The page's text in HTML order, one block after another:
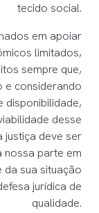
tecido social.
em apoiar
limitados,
sempre que,
e considerando
disponibilidade,
desse
justiça deve ser
nossa parte em
da sua situação
jurídica de
qualidade.